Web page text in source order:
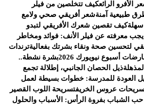
الأفرو الرائعكيف تتخلصين من فيلر
طبيعية آمنةشعر أفريقي صحي ولامع
سهلةكيف تقصين شعرك الأفريقي لتبدو
معرفته عن فيلر الأنف: فوائد ومخاطر
لتحسين صحة ونقاء بشرتك بفعاليةترندات
أسبوع نيويورك 2026
بشرة نشطة..
ذيل الحصان الجانبي، إطلالة تجمع
العودة للمدرسة: خطوات بسيطة لعمل
عروس الخريفتسريحة اللوب القصير
حب الشباب بفروة الرأس: الأسباب والحلول